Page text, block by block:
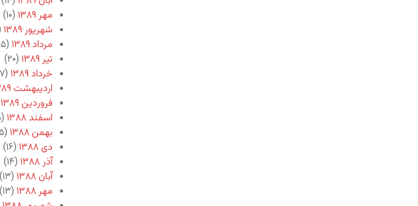
مهر ۱۳۸۹
(۱۰)
شهریور ۱۳۸۹
مرداد ۱۳۸۹
(۱۵)
تیر ۱۳۸۹
(۲۰)
خرداد ۱۳۸۹
(۱۷)
اردیبهشت ۱۳۸۹
فروردین ۱۳۸۹
اسفند ۱۳۸۸
(۱۵)
بهمن ۱۳۸۸
(۱۵)
دی ۱۳۸۸
(۱۶)
آذر ۱۳۸۸
(۱۴)
آبان ۱۳۸۸
(۱۳)
مهر ۱۳۸۸
(۱۳)